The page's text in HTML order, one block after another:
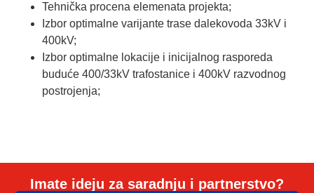
Tehnička procena elemenata projekta;
Izbor optimalne varijante trase dalekovoda 33kV i
400kV;
Izbor optimalne lokacije i inicijalnog rasporeda
buduće 400/33kV trafostanice i 400kV razvodnog
postrojenja;
Imate ideju za saradnju i partnerstvo?